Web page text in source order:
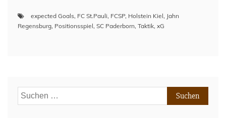
expected Goals, FC St.Pauli, FCSP, Holstein Kiel, Jahn
Regensburg, Positionsspiel, SC Paderborn, Taktik, xG
Suchen
nach: